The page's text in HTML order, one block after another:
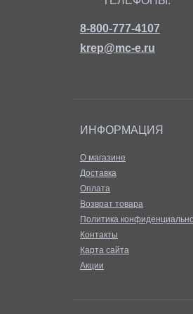
8-800-777-4107
krep@mc-e.ru
ИНФОРМАЦИЯ
О магазине
Доставка
Оплата
Возврат товара
Политика
Контакты
Карта сайта
Акции